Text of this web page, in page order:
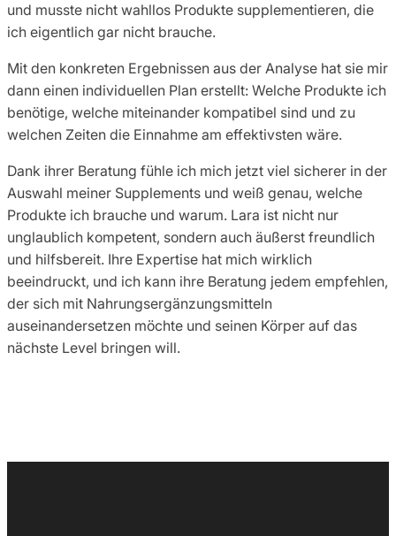
und musste nicht wahllos Produkte supplementieren, die
ich eigentlich gar nicht brauche.
Mit den konkreten Ergebnissen aus der Analyse hat sie mir
dann einen individuellen Plan erstellt: Welche Produkte ich
benötige, welche miteinander kompatibel sind und zu
welchen Zeiten die Einnahme am effektivsten wäre.
Dank ihrer Beratung fühle ich mich jetzt viel sicherer in der
Auswahl meiner Supplements und weiß genau, welche
Produkte ich brauche und warum. Lara ist nicht nur
unglaublich kompetent, sondern auch äußerst freundlich
und hilfsbereit. Ihre Expertise hat mich wirklich
beeindruckt, und ich kann ihre Beratung jedem empfehlen,
der sich mit Nahrungsergänzungsmitteln
auseinandersetzen möchte und seinen Körper auf das
nächste Level bringen will.